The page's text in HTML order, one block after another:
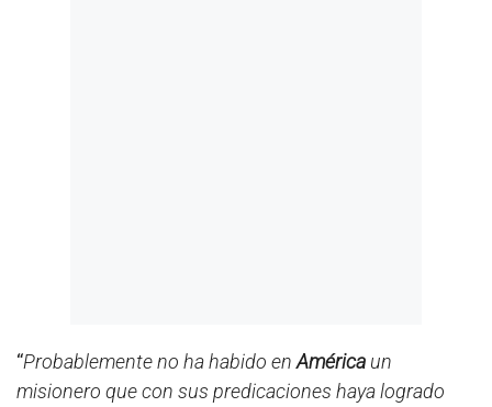
“Probablemente no ha habido enAmérica un
misionero que con sus predicaciones haya logrado